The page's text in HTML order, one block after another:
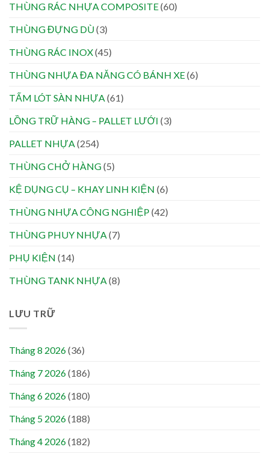
THÙNG RÁC NHỰA COMPOSITE(60)
THÙNG ĐỰNG DÙ(3)
THÙNG RÁC INOX(45)
THÙNG NHỰA ĐA NĂNG CÓ BÁNH XE(6)
TẤM LÓT SÀN NHỰA(61)
LỒNG TRỮ HÀNG – PALLET LƯỚI (3)
PALLET NHỰA(254)
THÙNG CHỞ HÀNG(5)
KỆ DỤNG CỤ – KHAY LINH KIỆN (6)
THÙNG NHỰA CÔNG NGHIỆP(42)
THÙNG PHUY NHỰA(7)
PHỤ KIỆN (14)
THÙNG TANK NHỰA(8)
LƯU TRỮ
Tháng 8 2026(36)
Tháng 7 2026(186)
Tháng 6 2026(180)
Tháng 5 2026(188)
Tháng 4 2026(182)